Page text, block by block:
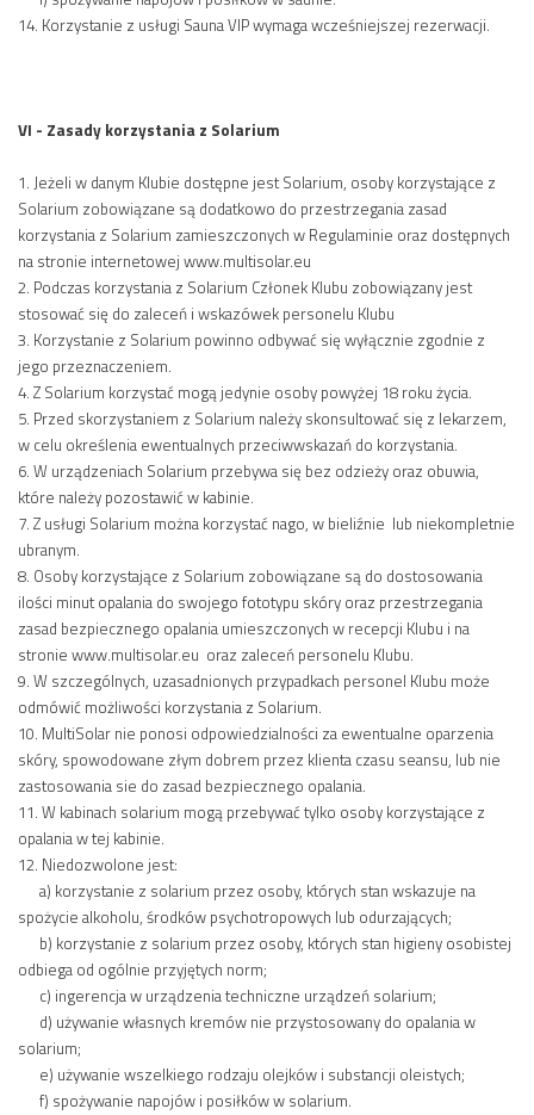
14. Korzystanie z usługi Sauna VIP wymaga wcześniejszej rezerwacji.
VI - Zasady korzystania z Solarium
1. Jeżeli w danym Klubie dostępne jest Solarium, osoby korzystające z
Solarium zobowiązane są dodatkowo do przestrzegania zasad
korzystania z Solarium zamieszczonych w Regulaminie oraz dostępnych
na stronie internetowej www.multisolar.eu
2. Podczas korzystania z Solarium Członek Klubu zobowiązany jest
stosować się do zaleceń i wskazówek personelu Klubu
3. Korzystanie z Solarium powinno odbywać się wyłącznie zgodnie z
jego przeznaczeniem.
4. Z Solarium korzystać mogą jedynie osoby powyżej 18 roku życia.
5. Przed skorzystaniem z Solarium należy skonsultować się z lekarzem,
w celu określenia ewentualnych przeciwwskazań do korzystania.
6. W urządzeniach Solarium przebywa się bez odzieży oraz obuwia,
które należy pozostawić w kabinie.
7. Z usługi Solarium można korzystać nago, w bieliźnie lub niekompletnie
ubranym.
8. Osoby korzystające z Solarium zobowiązane są do dostosowania
ilości minut opalania do swojego fototypu skóry oraz przestrzegania
zasad bezpiecznego opalania umieszczonych w recepcji Klubu i na
stronie www.multisolar.eu oraz zaleceń personelu Klubu.
9. W szczególnych, uzasadnionych przypadkach personel Klubu może
odmówić możliwości korzystania z Solarium.
10. MultiSolar nie ponosi odpowiedzialności za ewentualne oparzenia
skóry, spowodowane złym dobrem przez klienta czasu seansu, lub nie
zastosowania sie do zasad bezpiecznego opalania.
11. W kabinach solarium mogą przebywać tylko osoby korzystające z
opalania w tej kabinie.
12. Niedozwolone jest:
a) korzystanie z solarium przez osoby, których stan wskazuje na
spożycie alkoholu, środków psychotropowych lub odurzających;
b) korzystanie z solarium przez osoby, których stan higieny osobistej
odbiega od ogólnie przyjętych norm;
c) ingerencja w urządzenia techniczne urządzeń solarium;
d) używanie własnych kremów nie przystosowany do opalania w
solarium;
e) używanie wszelkiego rodzaju olejków i substancji oleistych;
f) spożywanie napojów i posiłków w solarium.